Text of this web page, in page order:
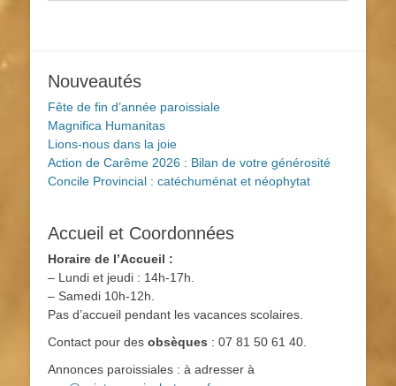
Nouveautés
Fête de fin d’année paroissiale
Magnifica Humanitas
Lions-nous dans la joie
Action de Carême 2026 : Bilan de votre générosité
Concile Provincial : catéchuménat et néophytat
Accueil et Coordonnées
Horaire de l’Accueil :
– Lundi et jeudi : 14h-17h.
– Samedi 10h-12h.
Pas d’accueil pendant les vacances scolaires.
Contact pour des obsèques : 07 81 50 61 40.
Annonces paroissiales : à adresser à